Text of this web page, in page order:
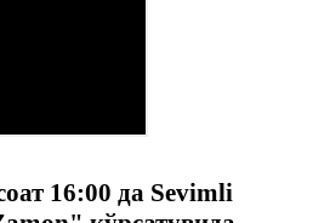
16:00 да Sevimli